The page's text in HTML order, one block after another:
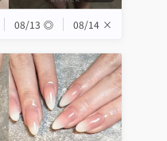
08/13 ◎ 08/14 ×